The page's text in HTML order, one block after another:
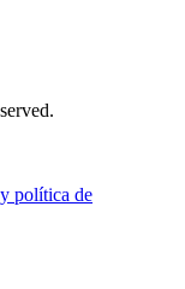
política de